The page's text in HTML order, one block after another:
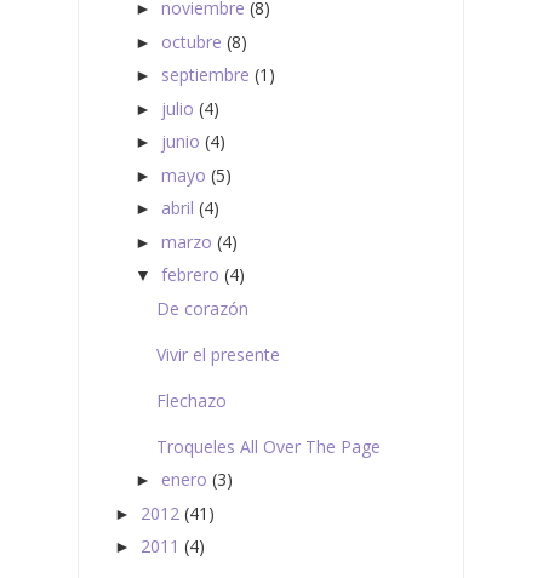
► noviembre (8)
► octubre (8)
► septiembre (1)
► julio (4)
► junio (4)
► mayo (5)
► abril (4)
► marzo (4)
▼ febrero (4)
De corazón
Vivir el presente
Flechazo
Troqueles All Over The Page
► enero (3)
► 2012 (41)
► 2011 (4)